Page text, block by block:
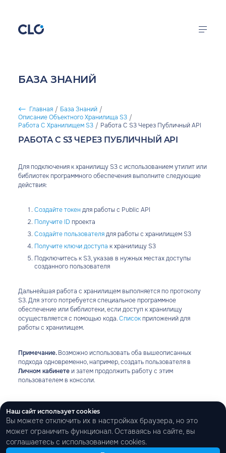
серверы
Решения
Документация
Компания
БАЗА ЗНАНИЙ
СТРОКА НАВИГАЦИИ
Главная / База Знаний /
Описание Объектного Хранилища S3 /
Работа С Хранилищем S3 / Работа С S3 Через Публичный API
РАБОТА С S3 ЧЕРЕЗ ПУБЛИЧНЫЙ API
Для подключения к хранилищу S3 с использованием утилит или
библиотек программного обеспечения выполните следующие
действия:
Создайте токен для работы с Public API
Получите ID проекта
Создайте пользователядля работы с хранилищем S3
Получите ключи доступа к хранилищу S3
Подключитесь к S3, указав в нужных местах доступы
созданного пользователя
Дальнейшая работа с хранилищем выполняется по протоколу
S3. Для этого потребуется специальное программное
обеспечение или библиотеки, если доступ к хранилищу
осуществляется с помощью кода.Списокприложений для
работы с хранилищем.
Примечание.Возможно использовать оба вышеописанных
подхода одновременно, например, создать пользователя в
Личном кабинетеи затем продолжить работу с этим
пользователем в консоли.
Проект командыFirstVDS
8 800 777-58-32
info@clo.ru
Наш сайт использует cookies
Вы можете отключить их в настройках браузера, но это
может ограничить функционал. Оставаясь на сайте, вы
соглашаетесь с использованием cookies.